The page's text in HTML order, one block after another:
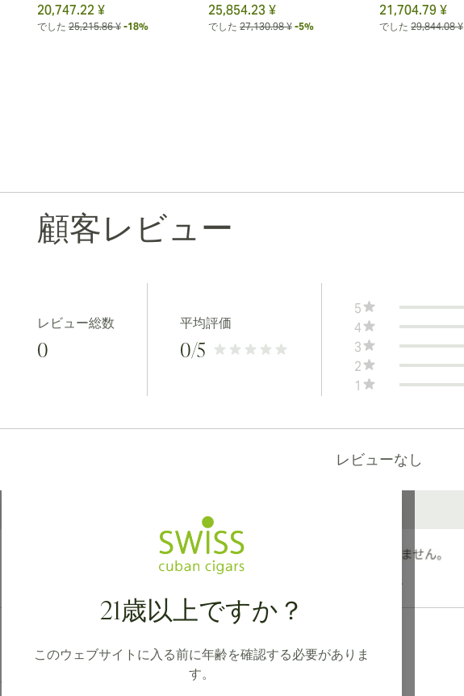
20,747.22 ¥
でした 25,215.86 ¥ -18%
25,854.23 ¥
でした 27,130.98 ¥ -5%
21,704.79 ¥
でした 29,844.08 ¥
顧客レビュー
レビュー総数
0
平均評価
0/5
5
4
3
2
1
レビューなし
21歳以上ですか？
このウェブサイトに入る前に年齢を確認する必要がありま
す。
カナダ、英国、オーストラリアへの国際配送が可能です。
インフォメーション